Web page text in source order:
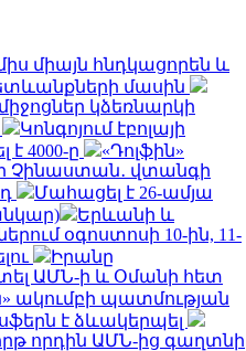
միայն հնդկացորեն և
մասին
կձեռնարկի
Կոնգոյում էբոլայի
4000-ը
«Դոլֆին»
Չինաստան․ վտանգի
Մահացել է 26-ամյա
Երևանի և
օգոստոսի 10-ին, 11-
Իրանը
ԱՄՆ-ի և Օմանի հետ
ակումբի պատմության
է ձևակերպել
որդին ԱՄՆ-ից գաղտնի